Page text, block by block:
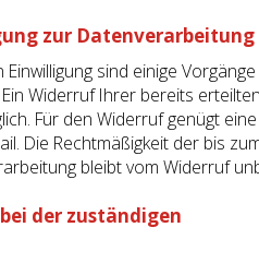
zur Datenverarbeitung
sind einige
Widerruf Ihrer bereits
Für den Widerruf genügt eine
Die Rechtmäßigkeit der bis
bleibt vom Widerruf
der zuständigen